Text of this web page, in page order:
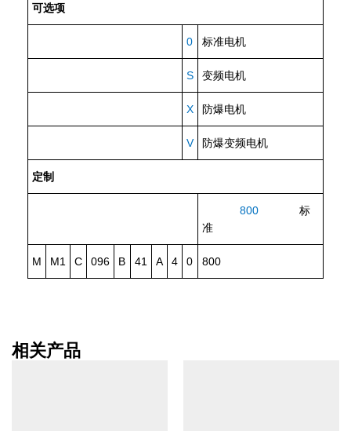
可选项
0 标准电机
S 变频电机
X 防爆电机
V 防爆变频电机
定制
800 标
准
M M1 C 096 B 41 A 4 0 800
相关产品